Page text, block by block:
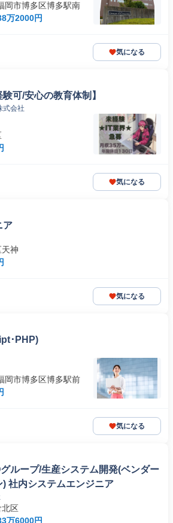
岡市博多区博多駅南
万2000円
気になる
可/安心の教育体制】
式会社
気になる
ア
神
気になる
･PHP)
岡市博多区博多駅前
気になる
グループ/生産システム開発(ベンダー
社内システムエンジニア
北区
万6000円